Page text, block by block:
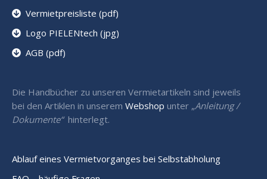
Vermietpreisliste (pdf)
Logo PIELENtech (jpg)
AGB (pdf)
Die Handbücher zu unseren Vermietartikeln sind jeweils
bei den Artiklen in unserem Webshop unter „Anleitung /
Dokumente“ hinterlegt.
Ablauf eines Vermietvorganges bei Selbstabholung